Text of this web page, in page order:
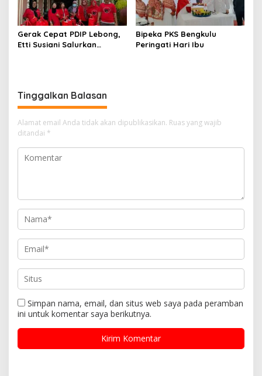
Gerak Cepat PDIP Lebong,
Etti Susiani Salurkan
Bipeka PKS Bengkulu
Peringati Hari Ibu
Tinggalkan Balasan
Alamat email Anda tidak akan dipublikasikan. Ruas yang wajib
ditandai *
Simpan nama, email, dan situs web saya pada peramban
ini untuk komentar saya berikutnya.